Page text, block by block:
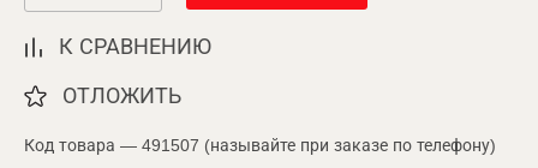
К СРАВНЕНИЮ
ОТЛОЖИТЬ
Код товара — 491507 (называйте при заказе по телефону)